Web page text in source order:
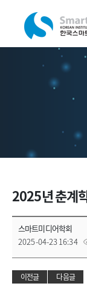
2025년 춘계
스마트미디어학회
2025-04-23 16:34
이전글 다음글